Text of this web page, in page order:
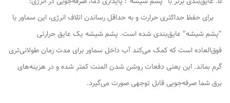
برای حفظ حداکثری حرارت و به حداقل رساندن اتلاف انرژی، این سماور با
"پشم شیشه" عایق‌بندی شده است. پشم شیشه یک عایق حرارتی
فوق‌العاده است که کمک می‌کند آب داخل سماور برای مدت زمان طولانی‌تری
گرم بماند. این یعنی دفعات روشن شدن المنت کمتر شده و در هزینه‌های
برق شما صرفه‌جویی قابل توجهی صورت می‌گیرد.